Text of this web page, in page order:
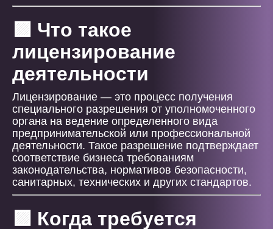
🟪 Что такое
лицензирование
деятельности
Лицензирование — это процесс получения
специального разрешения от уполномоченного
органа на ведение определенного вида
предпринимательской или профессиональной
деятельности. Такое разрешение подтверждает
соответствие бизнеса требованиям
законодательства, нормативов безопасности,
санитарных, технических и других стандартов.
🟪 Когда требуется